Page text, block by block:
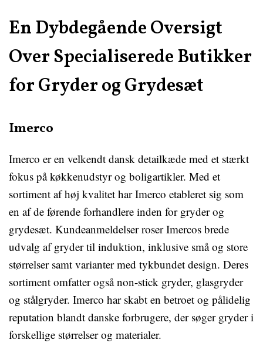
En Dybdegående Oversigt
Over Specialiserede Butikker
for Gryder og Grydesæt
Imerco
Imerco er en velkendt dansk detailkæde med et stærkt
fokus på køkkenudstyr og boligartikler. Med et
sortiment af høj kvalitet har Imerco etableret sig som
en af de førende forhandlere inden for gryder og
grydesæt. Kundeanmeldelser roser Imercos brede
udvalg af gryder til induktion, inklusive små og store
størrelser samt varianter med tykbundet design. Deres
sortiment omfatter også non-stick gryder, glasgryder
og stålgryder. Imerco har skabt en betroet og pålidelig
reputation blandt danske forbrugere, der søger gryder i
forskellige størrelser og materialer.